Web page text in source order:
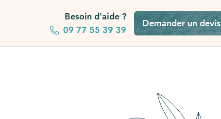
Besoin d'aide ?
09 77 55 39 39
Demander un devis